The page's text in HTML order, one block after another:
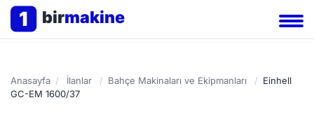
1 birmakine
Anasayfa / İlanlar / Bahçe Makinaları ve Ekipmanları / Einhell
GC-EM 1600/37